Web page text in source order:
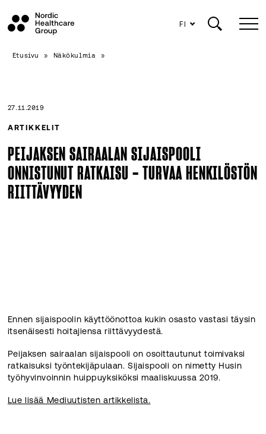
Siirry
FI
Etusivu » Näkökulmia »
27.11.2019
ARTIKKELIT
PEIJAKSEN SAIRAALAN SIJAISPOOLI
ONNISTUNUT RATKAISU – TURVAA HENKILÖSTÖN
RIITTÄVYYDEN
Ennen sijaispoolin käyttöönottoa kukin osasto vastasi täysin
itsenäisesti hoitajiensa riittävyydestä.
Peijaksen sairaalan sijaispooli on osoittautunut toimivaksi
ratkaisuksi työntekijäpulaan. Sijaispooli on nimetty Husin
työhyvinvoinnin huippuyksiköksi maaliskuussa 2019.
Lue lisää Mediuutisten artikkelista.